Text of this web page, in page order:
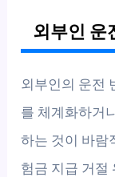
외부인 운
외부인의 운전
를 체계화하거
하는 것이 바람
험금 지급 거절